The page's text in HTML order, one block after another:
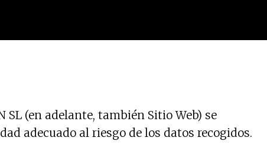
SL (en adelante, también Sitio Web) se
adecuado al riesgo de los datos recogidos.